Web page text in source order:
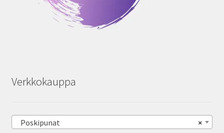
Verkkokauppa
×
Poskipunat